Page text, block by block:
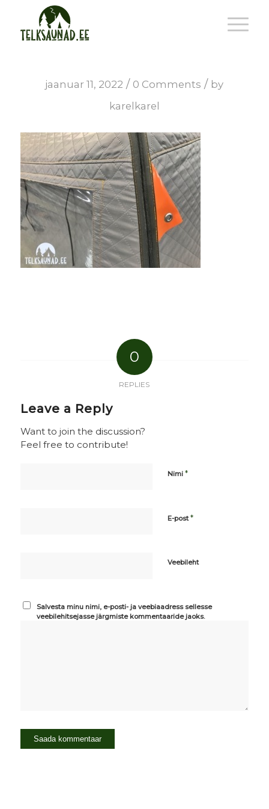
jaanuar 11, 2022 / 0 Comments / by
karelkarel
0
REPLIES
Leave a Reply
Want to join the discussion?
Feel free to contribute!
Nimi *
E-post*
Veebileht
Salvesta minu nimi, e-posti- ja veebiaadress sellesse
veebilehitsejasse järgmiste kommentaaride jaoks.